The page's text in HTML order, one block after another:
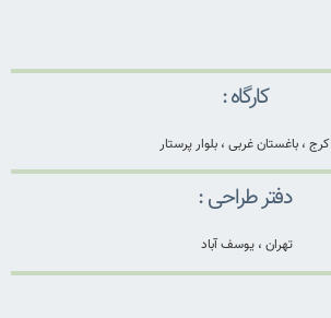
کارگاه :
کرج ، باغستان غربی ، بلوار پرستار
دفتر طراحی :
تهران ، یوسف آباد